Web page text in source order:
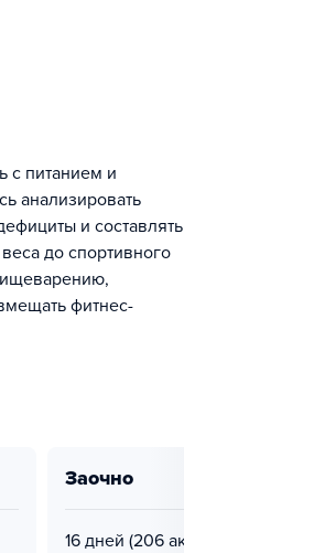
с питанием и
анализировать
и составлять
до спортивного
фитнес-
заочно
16 дней (206 ак. ч.)